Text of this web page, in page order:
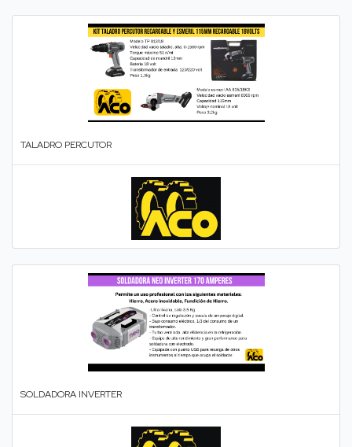
TALADRO PERCUTOR
SOLDADORA INVERTER